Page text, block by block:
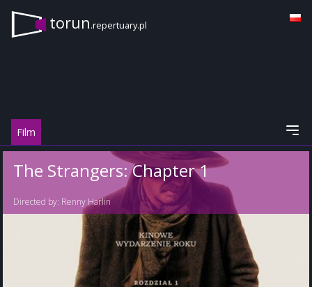
torun.repertuary.pl
Film
The Strangers: Chapter 1
Directed by: Renny Harlin